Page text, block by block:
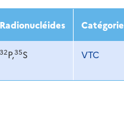
2021 2022
Radionucléides Catégorie
32P,35S VTC